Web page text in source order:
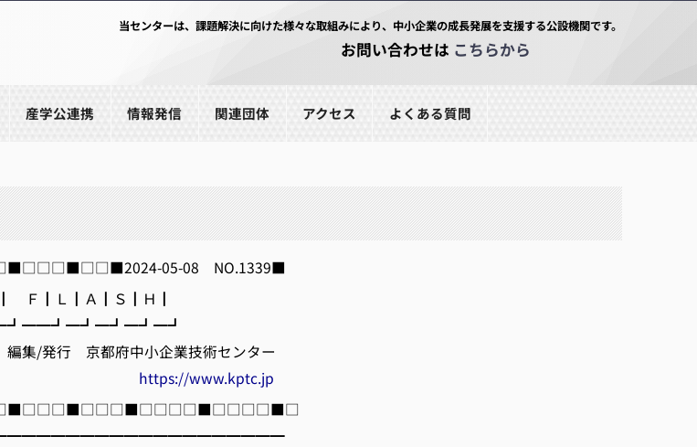
当センターは、課題解決に向けた様々な取組みにより、中小企業の成長発展を支援する公設機関です。
お問い合わせは こちらから
産学公連携 情報発信 関連団体 アクセス よくある質問
05-08 NO.1339■
Ｆ┃Ｌ┃Ａ┃Ｓ┃Ｈ┃
小企業技術センター
https://www.kptc.jp